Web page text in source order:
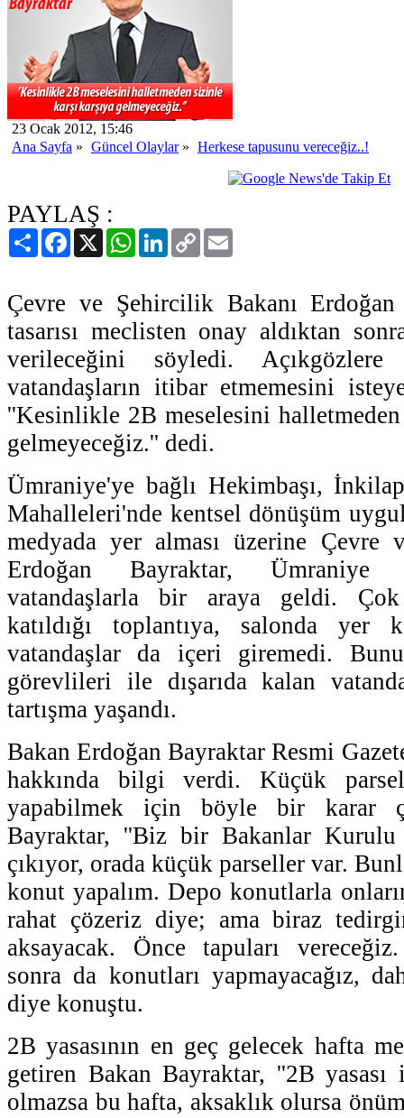
23 Ocak 2012, 15:46
Ana Sayfa » Güncel Olaylar» Herkese tapusunu vereceğiz..!
PAYLAŞ :
PaylaşFacebook
X WhatsAppLinkedIn
Copy
Link
Çevre ve Şehircilik Bakanı
tasarısı meclisten onay aldıktan
verileceğini söyledi.
vatandaşların itibar etmemesini
''Kesinlikle 2B meselesini halletmeden
gelmeyeceğiz.'' dedi.
Ümraniye'ye bağlı Hekimbaşı,
Mahalleleri'nde kentsel dönüşüm
medyada yer alması üzerine Çevre
Erdoğan Bayraktar, Ümraniye
vatandaşlarla bir araya geldi. Çok
katıldığı toplantıya, salonda yer
vatandaşlar da içeri giremedi.
görevlileri ile dışarıda kalan
tartışma yaşandı.
Bakan Erdoğan Bayraktar Resmi
hakkında bilgi verdi. Küçük
yapabilmek için böyle bir karar
Bayraktar, ''Biz bir Bakanlar Kurulu
çıkıyor, orada küçük parseller var.
konut yapalım. Depo konutlarla
rahat çözeriz diye; ama biraz
aksayacak. Önce tapuları
sonra da konutları yapmayacağız,
diye konuştu.
2B yasasının en geç gelecek hafta
getiren Bakan Bayraktar, ''2B yasası
olmazsa bu hafta, aksaklık olursa